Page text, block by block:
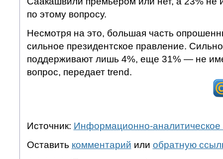
по этому вопросу.
Несмотря на это, большая часть
сильное президентское правление.
поддерживают лишь 4%, еще 31% — не
вопрос, передает trend.
Источник: Информационно-аналитическое
Оставить комментарий или обратную